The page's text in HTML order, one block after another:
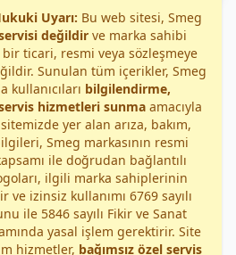
Uyarı: Bu web sitesi, Smeg
değildirve marka sahibi
ticari, resmi veya sözleşmeye
Sunulan tüm içerikler, Smeg
kullanıcıları bilgilendirme,
hizmetleri sunma amacıyla
yer alan arıza, bakım,
Smeg markasının resmi
ile doğrudan bağlantılı
ilgili marka sahiplerinin
izinsiz kullanımı 6769 sayılı
ile 5846 sayılı Fikir ve Sanat
yasal işlem gerektirir. Site
hizmetler, bağımsız özel servis